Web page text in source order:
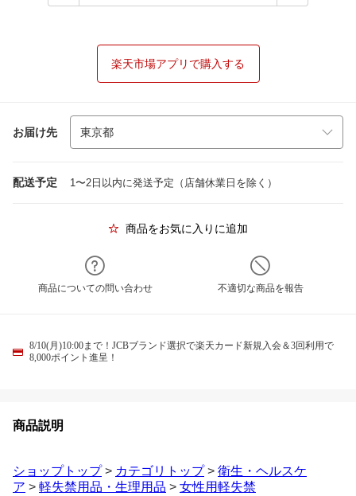
楽天市場アプリで購入する
お届け先
配送予定 1〜2日以内に発送予定（店舗休業日を除く）
商品をお気に入りに追加
商品についての問い合わせ 不適切な商品を報告
8/10(月)10:00まで！JCBブランド選択で楽天カード新規入会＆3回利用で
8,000ポイント進呈！
商品説明
ショップトップ> カテゴリトップ> 衛生・ヘルスケ
ア > 軽失禁用品・生理用品 > 女性用軽失禁